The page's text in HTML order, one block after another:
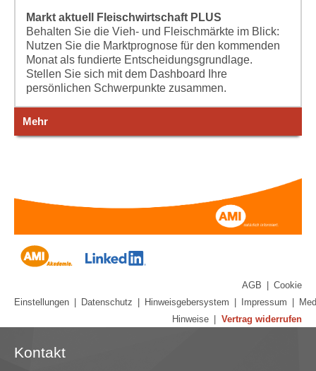
Markt aktuell Fleischwirtschaft PLUS
Behalten Sie die Vieh- und Fleischmärkte im Blick:
Nutzen Sie die Marktprognose für den kommenden
Monat als fundierte Entscheidungsgrundlage.
Stellen Sie sich mit dem Dashboard Ihre
persönlichen Schwerpunkte zusammen.
Mehr
AGB
Cookie
Einstellungen
Datenschutz Hinweisgebersystem Impressum
Hinweise
Vertrag widerrufen
Kontakt